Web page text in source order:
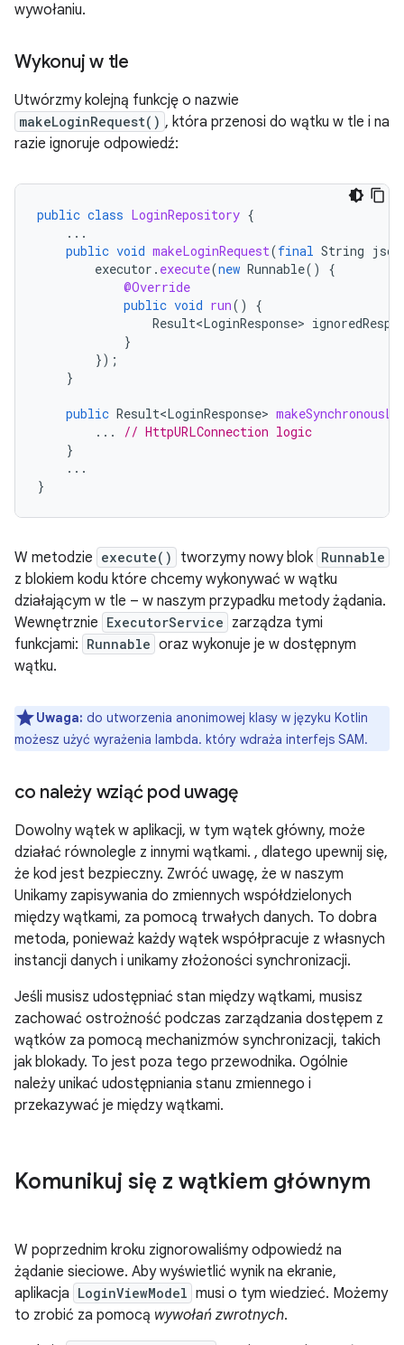
wywołaniu.
Wykonuj w tle
Utwórzmy kolejną funkcję o nazwie
makeLoginRequest() , która przenosi do wątku w tle i na
razie ignoruje odpowiedź:
public class LoginRepository {
...
public void makeLoginRequest(final String
executor . execute(new Runnable()
{
@Override
public void run()
{
Result<LoginResponse>
}
});
}
public Result<LoginResponse>
...
// HttpURLConnection logic
}
...
}
W metodzie execute() tworzymy nowy blok Runnable
z blokiem kodu które chcemy wykonywać w wątku
działającym w tle – w naszym przypadku metody żądania.
Wewnętrznie ExecutorService zarządza tymi
funkcjami: Runnable oraz wykonuje je w dostępnym
wątku.
Uwaga: do utworzenia anonimowej klasy w języku Kotlin
możesz użyć wyrażenia lambda. który wdraża interfejs SAM.
co należy wziąć pod uwagę
Dowolny wątek w aplikacji, w tym wątek główny, może
działać równolegle z innymi wątkami. , dlatego upewnij się,
że kod jest bezpieczny. Zwróć uwagę, że w naszym
Unikamy zapisywania do zmiennych współdzielonych
między wątkami, za pomocą trwałych danych. To dobra
metoda, ponieważ każdy wątek współpracuje z własnych
instancji danych i unikamy złożoności synchronizacji.
Jeśli musisz udostępniać stan między wątkami, musisz
zachować ostrożność podczas zarządzania dostępem z
wątków za pomocą mechanizmów synchronizacji, takich
jak blokady. To jest poza tego przewodnika. Ogólnie
należy unikać udostępniania stanu zmiennego i
przekazywać je między wątkami.
Komunikuj się z wątkiem głównym
W poprzednim kroku zignorowaliśmy odpowiedź na
żądanie sieciowe. Aby wyświetlić wynik na ekranie,
aplikacja LoginViewModel musi o tym wiedzieć. Możemy
to zrobić za pomocą wywołań zwrotnych.